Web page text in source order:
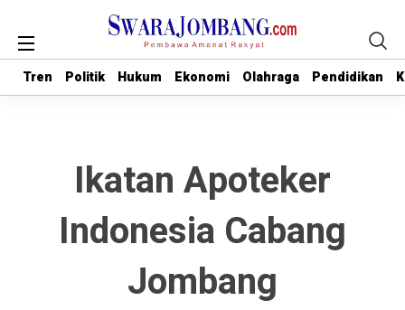
Tren Politik Hukum Ekonomi Olahraga Pendidikan
Tren Politik Hukum Ekonomi Olahraga Pendidikan
Ikatan Apoteker
Indonesia Cabang
Jombang